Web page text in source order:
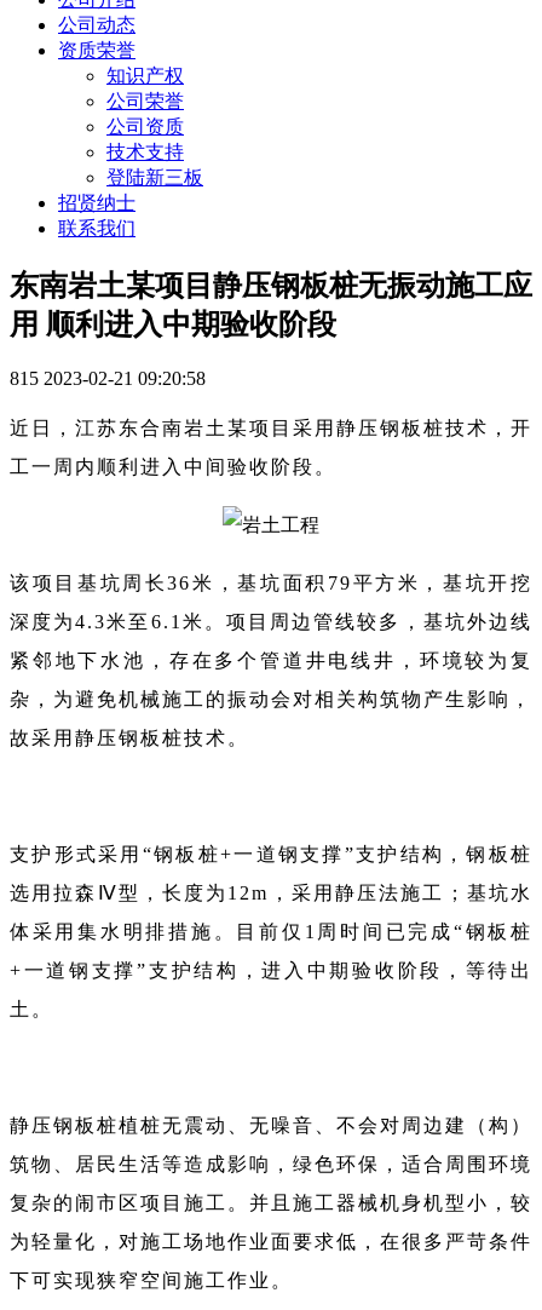
公司动态
资质荣誉
知识产权
公司荣誉
公司资质
技术支持
登陆新三板
招贤纳士
联系我们
东南岩土某项目静压钢板桩无振动施工应
用 顺利进入中期验收阶段
815 2023-02-21 09:20:58
近日，江苏东合南岩土某项目采用静压钢板桩技术，开
工一周内顺利进入中间验收阶段。
该项目基坑周长36米，基坑面积79平方米，基坑开挖
深度为4.3米至6.1米。项目周边管线较多，基坑外边线
紧邻地下水池，存在多个管道井电线井，环境较为复
杂，为避免机械施工的振动会对相关构筑物产生影响，
故采用静压钢板桩技术。
支护形式采用“钢板桩+一道钢支撑”支护结构，钢板桩
选用拉森Ⅳ型，长度为12m，采用静压法施工；基坑水
体采用集水明排措施。目前仅1周时间已完成“钢板桩
+一道钢支撑”支护结构，进入中期验收阶段，等待出
土。
静压钢板桩植桩无震动、无噪音、不会对周边建（构）
筑物、居民生活等造成影响，绿色环保，适合周围环境
复杂的闹市区项目施工。并且施工器械机身机型小，较
为轻量化，对施工场地作业面要求低，在很多严苛条件
下可实现狭窄空间施工作业。